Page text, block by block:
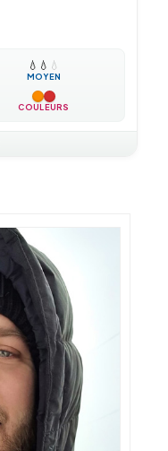
💧 💧 💧
MOYEN
COULEURS